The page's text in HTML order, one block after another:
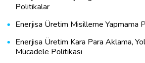
Politikalar
Enerjisa Üretim Misilleme Yapmama
Enerjisa Üretim Kara Para Aklama,
Mücadele Politikası